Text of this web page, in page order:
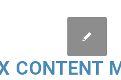
CONTENT